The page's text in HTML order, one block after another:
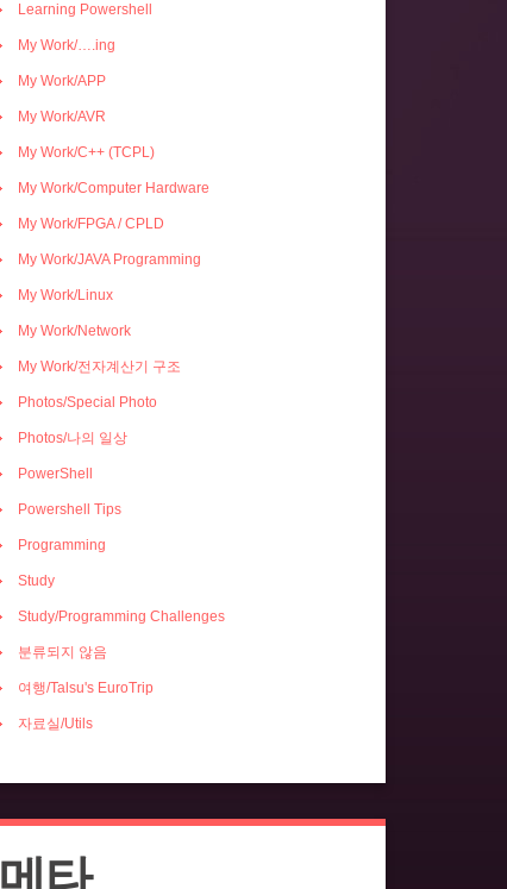
Learning Powershell
My Work/….ing
My Work/APP
My Work/AVR
My Work/C++ (TCPL)
My Work/Computer Hardware
My Work/FPGA / CPLD
My Work/JAVA Programming
My Work/Linux
My Work/Network
My Work/전자계산기 구조
Photos/Special Photo
Photos/나의 일상
PowerShell
Powershell Tips
Programming
Study
Study/Programming Challenges
분류되지 않음
여행/Talsu's EuroTrip
자료실/Utils